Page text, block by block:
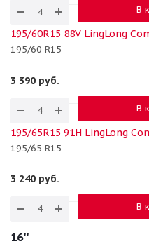
В
195/60R15 88V LingLong
195/60 R15
3 390 руб.
В
195/65R15 91H LingLong
195/65 R15
3 240 руб.
В
16''